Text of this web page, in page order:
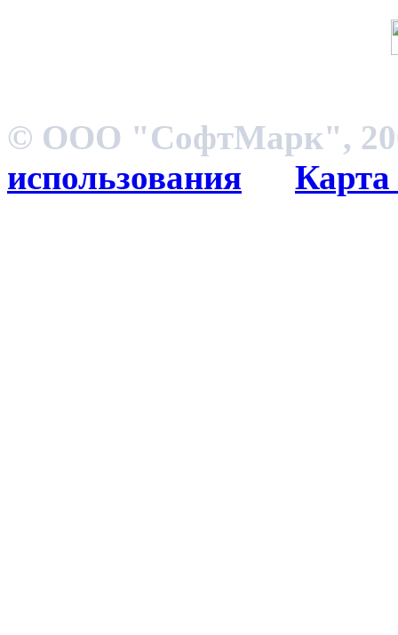
© ООО "СофтМарк",
использования
Карта